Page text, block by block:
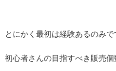
とにかく最初は経験あるのみで
初心者さんの目指すべき販売